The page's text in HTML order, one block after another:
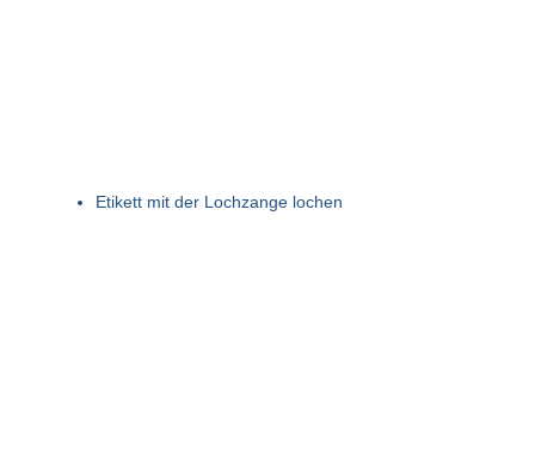
Etikett mit der Lochzange lochen